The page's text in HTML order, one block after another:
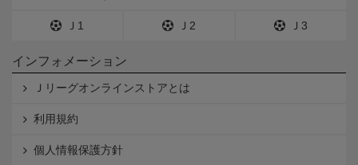
Ｊ1 Ｊ2 Ｊ3
インフォメーション
Ｊリーグオンラインストアとは
利用規約
個人情報保護方針